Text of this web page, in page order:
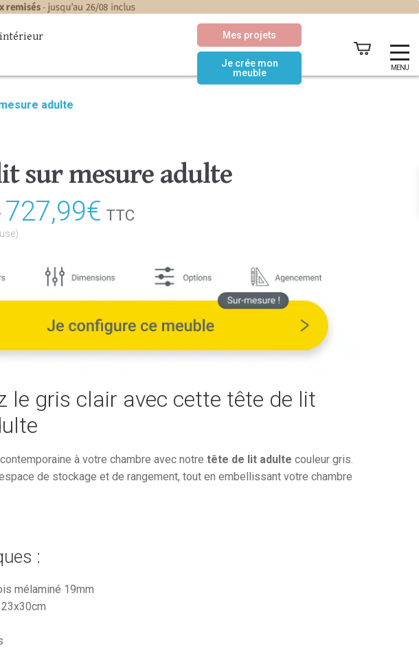
MENU
Mes projets
Je crée mon
meuble
intérieur
adulte
sur mesure adulte
Le
prix
initial
était :
957,89€.
727,99€Le
actuel
est :
727,99€.
TTC
le gris clair avec cette tête de lit
à votre chambre avec notre tête de lit adulte couleur gris.
de stockage et de rangement, tout en embellissant votre chambre
:
mélaminé 19mm